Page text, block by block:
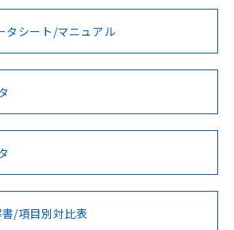
ご利用いただく前に、以下を必ずお読
件
項・凡例
Hg Cd Cr(VI)
O
DNV型式承認
（ノルウェー
BV型式承認
（フランス
KR型式
（韓国
No No No
この製品の規格認証/適合状況ページへ
はこちらのページからご検索ください
タシート/マニュアル
/項目別対比表